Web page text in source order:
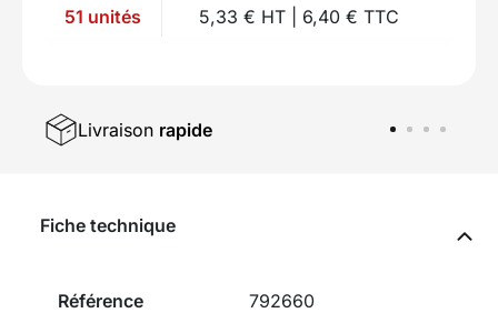
51 unités
5,33 € HT | 6,40 € TTC
Livraison rapide
Fiche technique
Référence 792660